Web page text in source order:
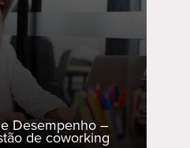
Desempenho –
de coworking